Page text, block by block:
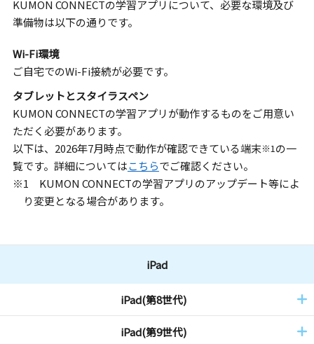
KUMON CONNECTの学習アプリについて、必要な環境及び
準備物は以下の通りです。
Wi-Fi環境
ご自宅でのWi-Fi接続が必要です。
タブレットとスタイラスペン
KUMON CONNECTの学習アプリが動作するものをご用意い
ただく必要があります。
以下は、2026年7月時点で動作が確認できている端末※1 の一
覧です。詳細についてはこちらでご確認ください。
※1 KUMON CONNECTの学習アプリのアップデート等によ
り変更となる場合があります。
iPad
iPad(第8世代)
iPad(第9世代)